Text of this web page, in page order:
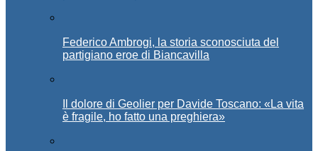
Federico Ambrogi, la storia sconosciuta del
partigiano eroe di Biancavilla
Il dolore di Geolier per Davide Toscano: «La vita
è fragile, ho fatto una preghiera»